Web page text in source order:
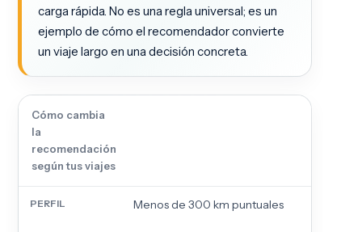
carga rápida. No es una regla universal; es un
ejemplo de cómo el recomendador convierte
un viaje largo en una decisión concreta.
Cómo cambia
la
recomendación
según tus viajes
Menos de 300 km puntuales